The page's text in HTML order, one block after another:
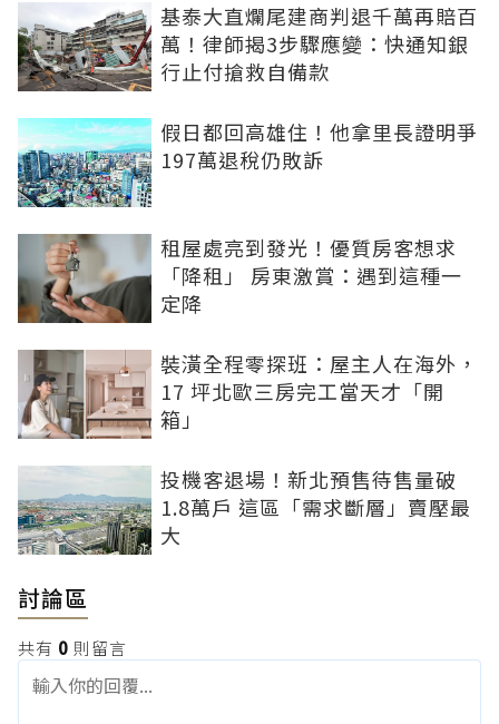
基泰大直爛尾建商判退千萬再賠百
萬！律師揭3步驟應變：快通知銀
行止付搶救自備款
假日都回高雄住！他拿里長證明爭
197萬退稅仍敗訴
租屋處亮到發光！優質房客想求
「降租」 房東激賞：遇到這種一
定降
裝潢全程零探班：屋主人在海外，
17 坪北歐三房完工當天才「開
箱」
投機客退場！新北預售待售量破
1.8萬戶 這區「需求斷層」賣壓最
大
討論區
共有 0 則留言